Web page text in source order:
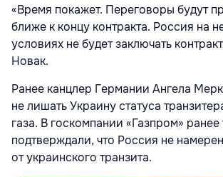
«Время покажет. Переговоры будут
ближе к концу контракта. Россия на
условиях не будет заключать
Новак.
Ранее канцлер Германии Ангела
не лишать Украину статуса
газа. В госкомпании «Газпром» ранее
подтверждали, что Россия не
от украинского транзита.